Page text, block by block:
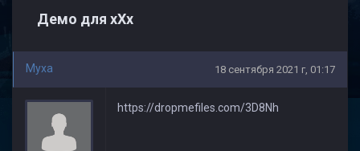
Демо для хХх
Myxa 18 сентября 2021 г, 01:17
https://dropmefiles.com/3D8Nh